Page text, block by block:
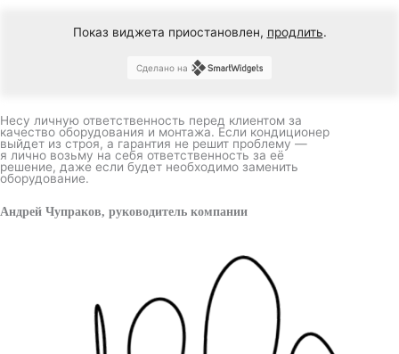
Показ виджета приостановлен, продлить.
Сделано на
Несу личную ответственность перед клиентом за
качество оборудования и монтажа. Если кондиционер
выйдет из строя, а гарантия не решит проблему —
я лично возьму на себя ответственность за её
решение, даже если будет необходимо заменить
оборудование.
Андрей Чупраков, руководитель компании